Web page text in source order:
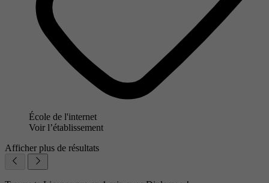
École de l'internet
Voir l’établissement
Afficher plus de résultats